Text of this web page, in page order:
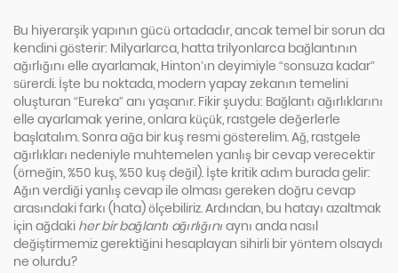
Bu hiyerarşik yapının gücü ortadadır, ancak temel bir sorun da
kendini gösterir: Milyarlarca, hatta trilyonlarca bağlantının
ağırlığını elle ayarlamak, Hinton’ın deyimiyle “sonsuza kadar”
sürerdi. İşte bu noktada, modern yapay zekanın temelini
oluşturan “Eureka” anı yaşanır. Fikir şuydu: Bağlantı ağırlıklarını
elle ayarlamak yerine, onlara küçük, rastgele değerlerle
başlatalım. Sonra ağa bir kuş resmi gösterelim. Ağ, rastgele
ağırlıkları nedeniyle muhtemelen yanlış bir cevap verecektir
(örneğin, %50 kuş, %50 kuş değil). İşte kritik adım burada gelir:
Ağın verdiği yanlış cevap ile olması gereken doğru cevap
arasındaki farkı (hata) ölçebiliriz. Ardından, bu hatayı azaltmak
için ağdaki her bir bağlantı ağırlığını aynı anda nasıl
değiştirmemiz gerektiğini hesaplayan sihirli bir yöntem olsaydı
ne olurdu?